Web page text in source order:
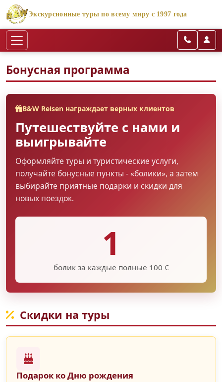
Экскурсионные туры по всему миру с 1997 года
Бонусная программа
B&W Reisen награждает верных клиентов
Путешествуйте с нами и
выигрывайте
Оформляйте туры и туристические услуги,
получайте бонусные пункты - «болики», а затем
выбирайте приятные подарки и скидки для
новых поездок.
1
болик за каждые полные 100 €
Скидки на туры
Подарок ко Дню рождения